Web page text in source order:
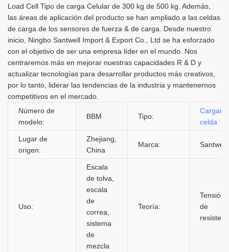
Load Cell Tipo de carga Celular de 300 kg de 500 kg. Además,
las áreas de aplicación del producto se han ampliado a las celdas
de carga de los sensores de fuerza & de carga. Desde nuestro
inicio, Ningbo Santwell Import & Export Co., Ltd se ha esforzado
con el objetivo de ser una empresa líder en el mundo. Nos
centraremos más en mejorar nuestras capacidades R & D y
actualizar tecnologías para desarrollar productos más creativos,
por lo tanto, liderar las tendencias de la industria y mantenernos
competitivos en el mercado.
Número de
modelo:
BBM Tipo:
Cargar
celda
Lugar de
origen:
Zhejiang,
China
Marca: Santwell
Uso:
Escala
de tolva,
escala
de
correa,
sistema
de
mezcla
Teoría:
Tensión
de